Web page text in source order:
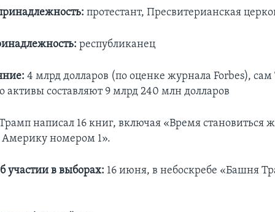
протестант, Пресвитерианская
республиканец
4 млрд долларов (по оценке журнала Forbes),
активы составляют 9 млрд 240 млн долларов
написал 16 книг, включая «Время становиться
Америку номером 1».
участии в выборах: 16 июня, в небоскребе «Башня